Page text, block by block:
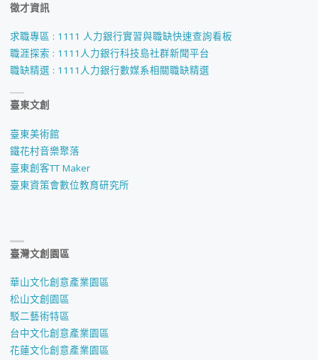
徵才資訊
求職專區 : 1111 人力銀行實習與職缺快速查詢看板
職涯探索 : 1111人力銀行科技島社群新聞平台
職缺精選 : 1111人力銀行數媒系相關職缺精選
臺東文創
臺東美術館
鐵花村音樂聚落
臺東創客TT Maker
臺東資策會數位教育研究所
臺灣文創園區
華山文化創意產業園區
松山文創園區
駁二藝術特區
台中文化創意產業園區
花蓮文化創意產業園區